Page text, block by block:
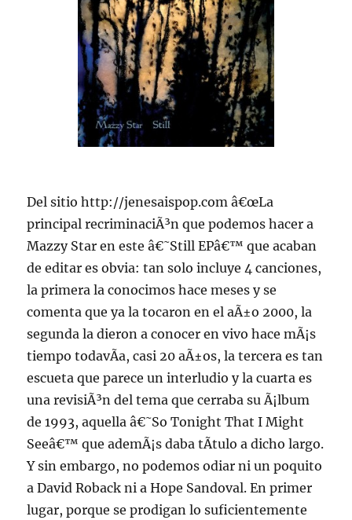
Del sitio http://jenesaispop.com â€œLa
principal recriminaciÃ³n que podemos hacer a
Mazzy Star en este â€˜Still EPâ€™ que acaban
de editar es obvia: tan solo incluye 4 canciones,
la primera la conocimos hace meses y se
comenta que ya la tocaron en el aÃ±o 2000, la
segunda la dieron a conocer en vivo hace mÃ¡s
tiempo todavÃ­a, casi 20 aÃ±os, la tercera es tan
escueta que parece un interludio y la cuarta es
una revisiÃ³n del tema que cerraba su Ã¡lbum
de 1993, aquella â€˜So Tonight That I Might
Seeâ€™ que ademÃ¡s daba tÃ­tulo a dicho largo.
Y sin embargo, no podemos odiar ni un poquito
a David Roback ni a Hope Sandoval. En primer
lugar, porque se prodigan lo suficientemente